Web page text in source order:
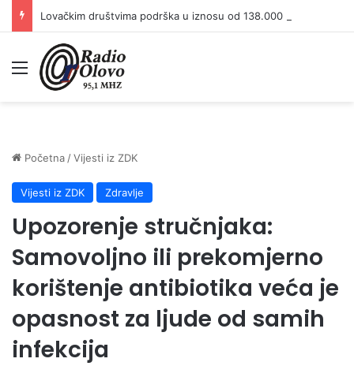
Lovačkim društvima podrška u iznosu od 138.000 KM
Meni
Početna /Vijesti iz ZDK
Vijesti iz ZDK Zdravlje
Upozorenje stručnjaka:
Samovoljno ili prekomjerno
korištenje antibiotika veća je
opasnost za ljude od samih
infekcija